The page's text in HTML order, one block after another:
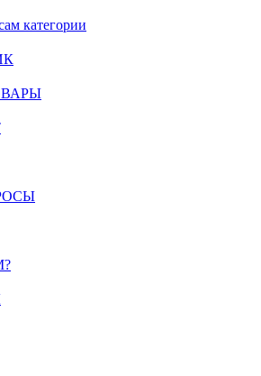
категории